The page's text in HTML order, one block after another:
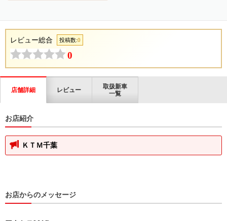
レビュー総合 投稿数:0
0
店舗詳細 レビュー
取扱新車
一覧
お店紹介
ＫＴＭ千葉
お店からのメッセージ